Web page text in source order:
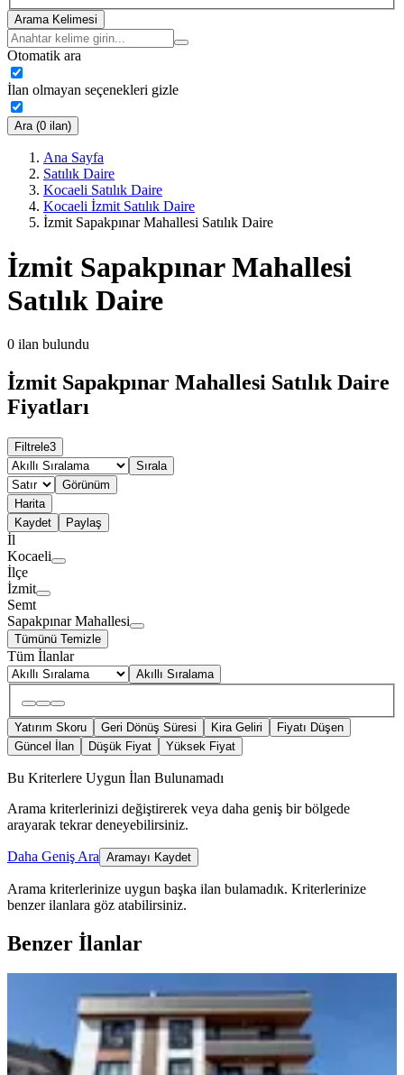
Arama Kelimesi
Otomatik ara
İlan olmayan seçenekleri gizle
Ara (0 ilan)
Ana Sayfa
Satılık Daire
Kocaeli Satılık Daire
Kocaeli İzmit Satılık Daire
İzmit Sapakpınar Mahallesi Satılık Daire
İzmit Sapakpınar Mahallesi
Satılık Daire
0 ilan bulundu
İzmit Sapakpınar Mahallesi Satılık Daire
Fiyatları
Filtrele3
Sırala
Görünüm
Harita
Kaydet
Paylaş
İl
Kocaeli
İlçe
İzmit
Semt
Sapakpınar Mahallesi
Tümünü Temizle
Tüm İlanlar
Akıllı Sıralama
Yatırım Skoru Geri Dönüş Süresi Kira Geliri
Fiyatı Düşen
Güncel İlan
Düşük Fiyat Yüksek Fiyat
Bu Kriterlere Uygun İlan Bulunamadı
Arama kriterlerinizi değiştirerek veya daha geniş bir bölgede
arayarak tekrar deneyebilirsiniz.
Daha Geniş Ara Aramayı Kaydet
Arama kriterlerinize uygun başka ilan bulamadık. Kriterlerinize
benzer ilanlara göz atabilirsiniz.
Benzer İlanlar
İzmit Plajyolun'da Satılık 3+1 Arakat
Daire
İzmit, Cumhuriyet Mahallesi